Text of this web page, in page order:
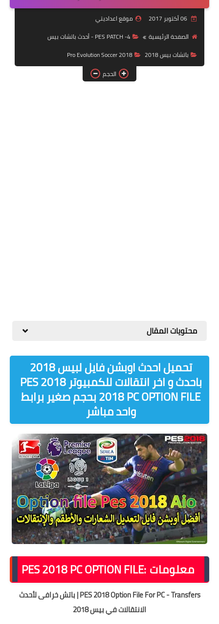
بلايستيشن PS2
06 أكتوبر 2017
موقع اعداديتي
الصفحة الرئيسية
4- PES PATCH - أحدث باتشات بيس
باتشات بيس 2018
Pro Evolution Soccer 2018
الحجم
محتويات المقال
تحميل احدث اوبشن فايل لبيس 2018
باحدث و اخر انتقالات للكمبيوتر 2018 PES
2018 PC OPTION FILEبحجم صغير برابط
واحد مباشر
معلومات :PES 2018 PC OPTION FILE
PES 2018 Option File For PC - Transfers | باتش خرافى لأحدث
الانتقالات في بيس 2018